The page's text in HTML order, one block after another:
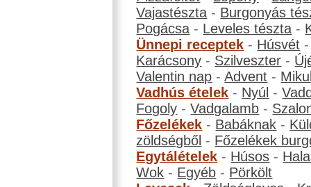
Vajastészta - Burgonyás
Pogácsa - Leveles tészta -
Ünnepi receptek - Húsvét
Karácsony - Szilveszter -
Valentin nap -Advent -
Vadhús ételek - Nyúl -
Fogoly -Vadgalamb -
Főzelékek - Babáknak -
zöldségből - Főzelékek
Egytálételek - Húsos -
Wok - Egyéb - Pörkölt